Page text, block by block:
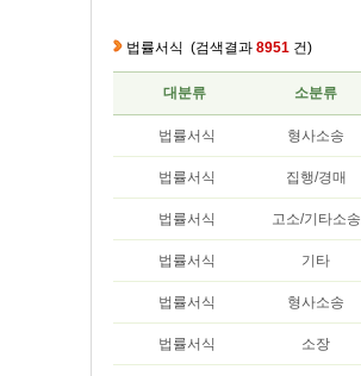
법률서식 (검색결과 8951 건)
대분류 소분류
법률서식 형사소송
법률서식 집행/경매
법률서식 고소/기타소송
법률서식 기타
법률서식 형사소송
법률서식 소장